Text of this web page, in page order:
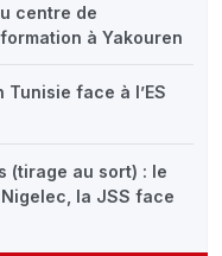
centre de
à Yakouren
face à l’ES
(tirage au sort) : le
la JSS face